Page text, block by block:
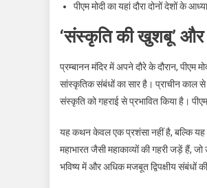
पीएम मोदी का यहां दौरा दोनों देशों के
‘संस्कृति की खुशबू’ और
प्रम्बानन मंदिर में अपने दौरे के दौरान, पीएम
सांस्कृतिक संबंधों का सार है। प्राचीन काल से
संस्कृति को गहराई से प्रभावित किया है।
यह कथन केवल एक प्रशंसा नहीं है, बल्कि यह
महाभारत जैसी महाकाव्यों की गहरी जड़ें हैं,
भविष्य में और अधिक मजबूत द्विपक्षीय संबंधों